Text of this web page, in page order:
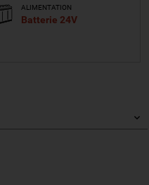
ALIMENTATION
Batterie 24V